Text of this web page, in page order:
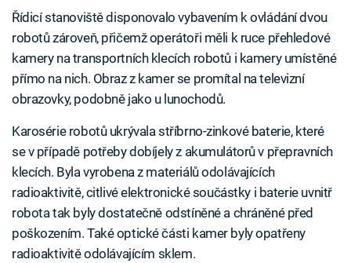
Řídicí stanoviště disponovalo vybavením k ovládání dvou
robotů zároveň, přičemž operátoři měli k ruce přehledové
kamery na transportních klecích robotů i kamery umístěné
přímo na nich. Obraz z kamer se promítal na televizní
obrazovky, podobně jako u lunochodů.
Karosérie robotů ukrývala stříbrno-zinkové baterie, které
se v případě potřeby dobíjely z akumulátorů v přepravních
klecích. Byla vyrobena z materiálů odolávajících
radioaktivitě, citlivé elektronické součástky i baterie uvnitř
robota tak byly dostatečně odstíněné a chráněné před
poškozením. Také optické části kamer byly opatřeny
radioaktivitě odolávajícím sklem.